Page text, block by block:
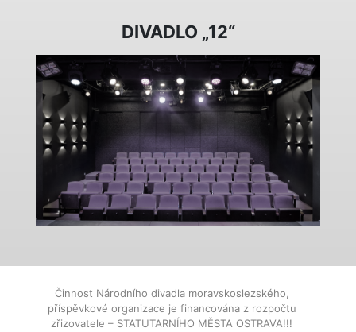
DIVADLO „12“
Činnost Národního divadla moravskoslezského,
příspěvkové organizace je financována z rozpočtu
zřizovatele – STATUTARNÍHO MĚSTA OSTRAVA!!!